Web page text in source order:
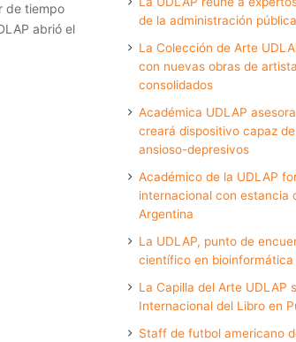
de tiempo
abrió el
de la administración
La Colección de Arte
con nuevas obras de
consolidados
Académica UDLAP
creará dispositivo capaz
ansioso-depresivos
Académico de la UDLAP
internacional con estancia
Argentina
La UDLAP, punto de
científico en
La Capilla del Arte UDLAP
Internacional del Libro en
Staff de futbol americano